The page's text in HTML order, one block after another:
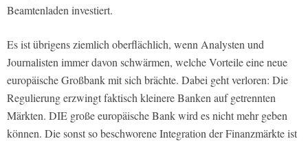
Beamtenladen investiert.
Es ist übrigens ziemlich oberflächlich, wenn Analysten und
Journalisten immer davon schwärmen, welche Vorteile eine neue
europäische Großbank mit sich brächte. Dabei geht verloren: Die
Regulierung erzwingt faktisch kleinere Banken auf getrennten
Märkten. DIE große europäische Bank wird es nicht mehr geben
können. Die sonst so beschworene Integration der Finanzmärkte ist